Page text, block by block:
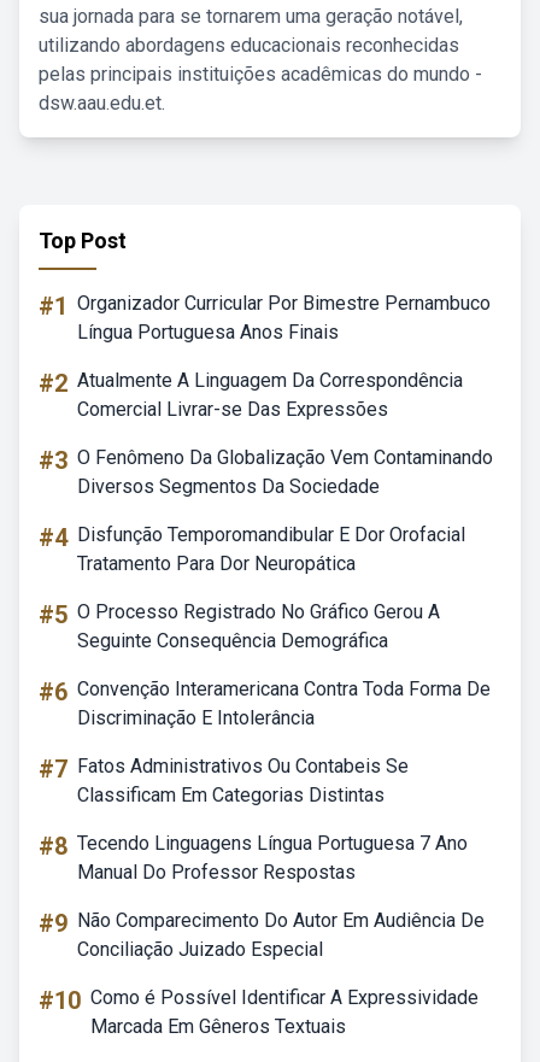
sua jornada para se tornarem uma geração notável,
utilizando abordagens educacionais reconhecidas
pelas principais instituições acadêmicas do mundo -
dsw.aau.edu.et.
Top Post
#1 Organizador Curricular Por Bimestre Pernambuco
Língua Portuguesa Anos Finais
#2 Atualmente A Linguagem Da Correspondência
Comercial Livrar-se Das Expressões
#3 O Fenômeno Da Globalização Vem Contaminando
Diversos Segmentos Da Sociedade
#4 Disfunção Temporomandibular E Dor Orofacial
Tratamento Para Dor Neuropática
#5 O Processo Registrado No Gráfico Gerou A
Seguinte Consequência Demográfica
#6 Convenção Interamericana Contra Toda Forma De
Discriminação E Intolerância
#7 Fatos Administrativos Ou Contabeis Se
Classificam Em Categorias Distintas
#8 Tecendo Linguagens Língua Portuguesa 7 Ano
Manual Do Professor Respostas
#9 Não Comparecimento Do Autor Em Audiência De
Conciliação Juizado Especial
#10 Como é Possível Identificar A Expressividade
Marcada Em Gêneros Textuais